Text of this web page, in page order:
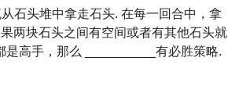
石头堆中拿走石头. 在每一回合中，拿
两块石头之间有空间或者有其他石头就
高手，那么 __________有必胜策略.